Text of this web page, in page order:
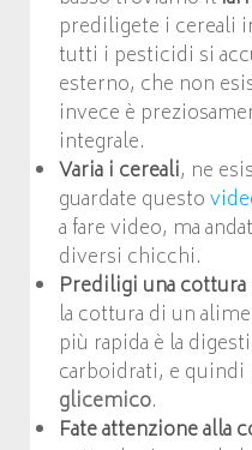
prediligete i cereali
tutti i pesticidi si
esterno, che non
invece è
integrale.
Varia i cereali, ne
guardate questo
a fare video, ma
diversi chicchi.
Prediligi una
la cottura di un
più rapida è la
carboidrati, e quindi
glicemico.
Fate attenzione alla